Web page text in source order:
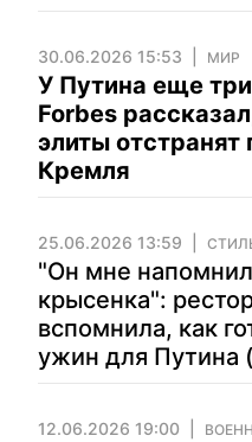
30.06.2026 15:53 МИР
У Путина еще
Forbes
элиты отстранят
Кремля
25.06.2026 13:59
"Он мне напомнил
крысенка":
вспомнила, как
ужин для Путина
12.06.2026 19:00